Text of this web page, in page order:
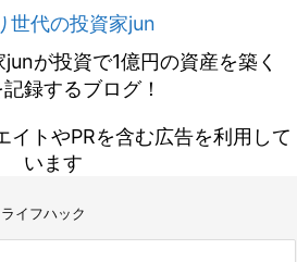
世代の投資家jun
が投資で1億円の資産を築く
記録するブログ！
イトやPRを含む広告を利用して
います
ライフハック